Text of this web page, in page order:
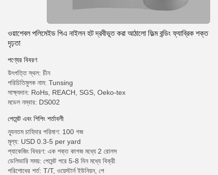
ওয়াশেবল পলিমেইড পিএ নাইলন হট দ্রবীভূত করা আঠালো ফিল্ম বন্ডিং ফ্যাব্রিক শক্ত
দৃঢ়তা
পণ্যের বিবরণ
উৎপত্তি স্থল: চীন
পরিচিতিমুলক নাম: Tunsing
সাক্ষ্যদান: RoHs, REACH, SGS, Oeko-tex
মডেল নম্বার: DS002
পেমেন্ট এবং শিপিং শর্তাবলী
ন্যূনতম চাহিদার পরিমাণ: 100 গজ
মূল্য: USD 0.3-5 per yard
প্যাকেজিং বিবরণ: এক শক্ত কাগজ মধ্যে 2 রোলস
ডেলিভারি সময়: পেমেন্ট পরে 5-8 দিন মধ্যে বিক্রী
পরিশোধের শর্ত: T/T, ওয়েস্টার্ন ইউনিয়ন, পে